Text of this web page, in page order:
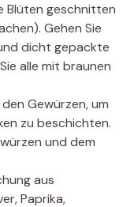
Blüten geschnitten
Gehen Sie
dicht gepackte
alle mit braunen
Gewürzen, um
zu beschichten.
und dem
aus
Paprika,